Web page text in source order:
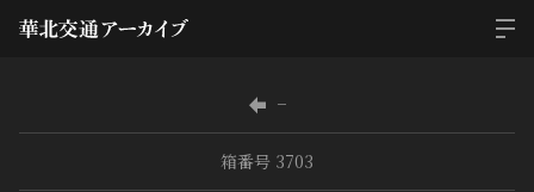
−
箱番号 3703